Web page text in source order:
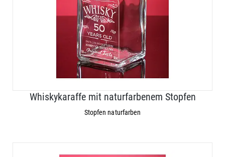
Whiskykaraffe mit naturfarbenem Stopfen
Stopfen naturfarben